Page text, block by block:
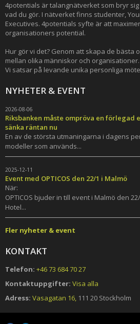
4potentials är talangnätverket som bryr
vad du gör. I nätverket finns studenter,
Executives. 4potentials syfte är att
organisationers potential.
Hur gör vi det? Genom att skapa de bästa
mellan olika människor och
Vi satsar på levande unika personliga
NYHETER & EVENT
2026-08-06
Riksbanken måste ompröva en förlegad
sänka räntan nu
En av de största utmaningarna i dagens
modeller som används...
2025-12-11
Event med OPTICOS den 22/1 i Malmö
När:
OPTICOS bjuder in till event i Malmö den
Hotel...
Fler nyheter & event
KONTAKT
Telefon: +46 73 684 70 27
Kontaktuppgifter: Visa alla
Adress: Vasagatan 16, 111 20 Stockholm